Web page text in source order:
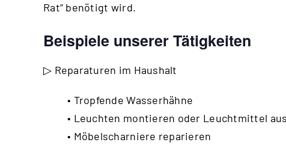
Rat“ benötigt wird.
Beispiele unserer Tätigkeiten
▷ Reparaturen im Haushalt
• Tropfende Wasserhähne
• Leuchten montieren oder Leuchtmittel
• Möbelscharniere reparieren